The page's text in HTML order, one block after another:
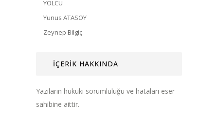
YOLCU
Yunus ATASOY
Zeynep Bilgiç
İÇERİK HAKKINDA
Yazıların hukuki sorumluluğu ve hataları eser
sahibine aittir.